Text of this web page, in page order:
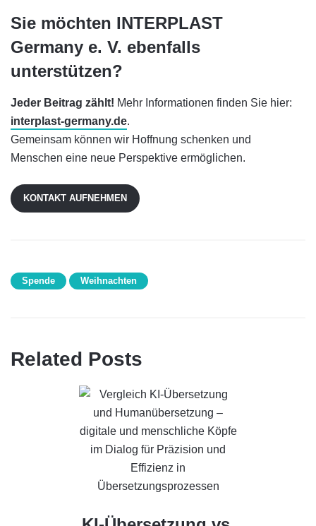
Sie möchten INTERPLAST
Germany e. V. ebenfalls
unterstützen?
Jeder Beitrag zählt! Mehr Informationen finden Sie hier:
interplast-germany.de.
Gemeinsam können wir Hoffnung schenken und
Menschen eine neue Perspektive ermöglichen.
KONTAKT AUFNEHMEN
Tag:
Spende Tag:
Weihnachten
Related Posts